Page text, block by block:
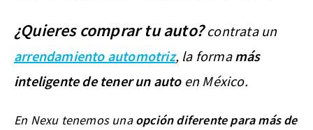
¿Quieres comprar tu auto?contrata un
arrendamiento automotriz, la formamás
inteligente de tener un autoen México.
En Nexu tenemos unaopción diferente para más de